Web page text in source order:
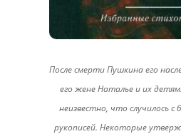
После смерти Пушкина его
его жене Наталье и их
неизвестно, что случилось
рукописей. Некоторые